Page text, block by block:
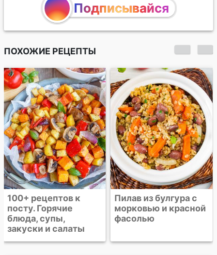
Подписывайся
ПОХОЖИЕ РЕЦЕПТЫ
Пилав из булгура с
морковью и красной
фасолью
Булгур с тыквой